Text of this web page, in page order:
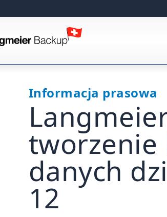
Informacja prasowa
tworzenie
danych
12